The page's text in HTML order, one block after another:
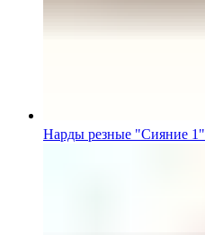
Нарды резные "Сияние 1"